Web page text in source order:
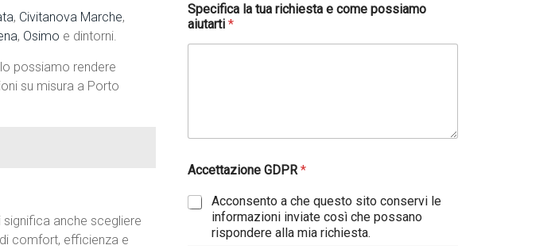
, Civitanova Marche,
, Osimo e dintorni.
lo possiamo rendere
su misura a Porto
anche scegliere
comfort, efficienza e
h
i
Specifica la tua richiesta e come possiamo
aiutarti*
Accettazione GDPR*
Acconsento a che questo sito conservi le
informazioni inviate così che possano
rispondere alla mia richiesta.